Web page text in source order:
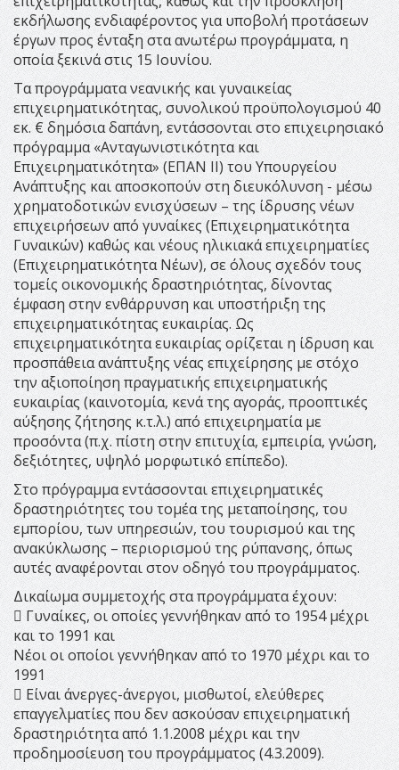
εκδήλωσης ενδιαφέροντος για υποβολή προτάσεων
έργων προς ένταξη στα ανωτέρω προγράμματα, η
οποία ξεκινά στις 15 Ιουνίου.
Τα προγράμματα νεανικής και γυναικείας
επιχειρηματικότητας, συνολικού προϋπολογισμού 40
εκ. € δημόσια δαπάνη, εντάσσονται στο επιχειρησιακό
πρόγραμμα «Ανταγωνιστικότητα και
Επιχειρηματικότητα» (ΕΠΑΝ ΙΙ) του Υπουργείου
Ανάπτυξης και αποσκοπούν στη διευκόλυνση - μέσω
χρηματοδοτικών ενισχύσεων – της ίδρυσης νέων
επιχειρήσεων από γυναίκες (Επιχειρηματικότητα
Γυναικών) καθώς και νέους ηλικιακά επιχειρηματίες
(Επιχειρηματικότητα Νέων), σε όλους σχεδόν τους
τομείς οικονομικής δραστηριότητας, δίνοντας
έμφαση στην ενθάρρυνση και υποστήριξη της
επιχειρηματικότητας ευκαιρίας. Ως
επιχειρηματικότητα ευκαιρίας ορίζεται η ίδρυση και
προσπάθεια ανάπτυξης νέας επιχείρησης με στόχο
την αξιοποίηση πραγματικής επιχειρηματικής
ευκαιρίας (καινοτομία, κενά της αγοράς, προοπτικές
αύξησης ζήτησης κ.τ.λ.) από επιχειρηματία με
προσόντα (π.χ. πίστη στην επιτυχία, εμπειρία, γνώση,
δεξιότητες, υψηλό μορφωτικό επίπεδο).
Στο πρόγραμμα εντάσσονται επιχειρηματικές
δραστηριότητες του τομέα της μεταποίησης, του
εμπορίου, των υπηρεσιών, του τουρισμού και της
ανακύκλωσης – περιορισμού της ρύπανσης, όπως
αυτές αναφέρονται στον οδηγό του προγράμματος.
Δικαίωμα συμμετοχής στα προγράμματα έχουν:
 Γυναίκες, οι οποίες γεννήθηκαν από το 1954 μέχρι
και το 1991 και
Νέοι οι οποίοι γεννήθηκαν από το 1970 μέχρι και το
1991
 Είναι άνεργες-άνεργοι, μισθωτοί, ελεύθερες
επαγγελματίες που δεν ασκούσαν επιχειρηματική
δραστηριότητα από 1.1.2008 μέχρι και την
προδημοσίευση του προγράμματος (4.3.2009).